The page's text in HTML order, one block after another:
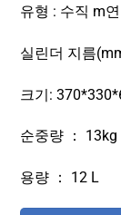
유형 : 수직 m
실린더 지름
크기:
순중량 ： 13kg
용량 ： 12 L